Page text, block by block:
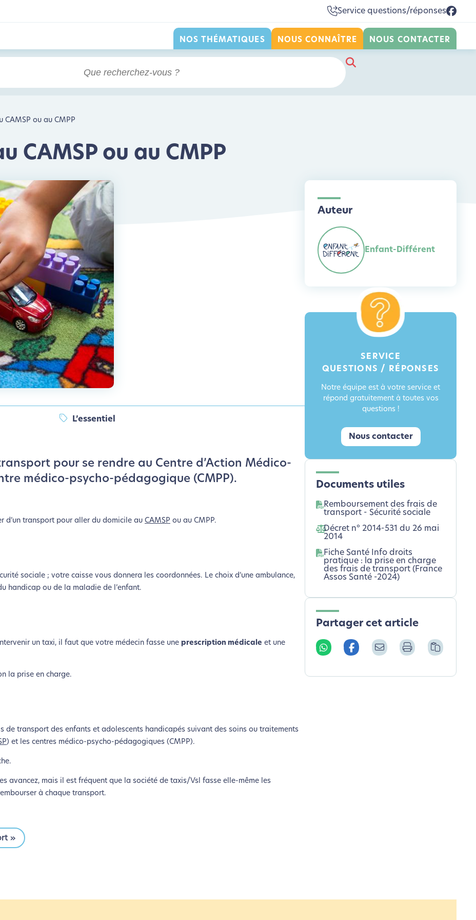
Service questions/réponses
NOS THÉMATIQUES NOUS CONNAÎTRE NOUS CONTACTER
développé ce site Internet dans le cadre d’une démarche forte d’écoconception.
diminuer drastiquement les besoins énergétiques nécessaires à votre navigation, vous pouvez
Celui-ci sollicitera très peu nos serveurs et vous deviendrez ainsi un acteur majeur de l’écoconception.
Merci pour votre contribution !
CAMSP ou au CMPP
CAMSP ou au CMPP
L’essentiel
pour se rendre au Centre d’Action Médico-
médico-psycho-pédagogique (CMPP).
d’un transport pour aller du domicile au CAMSP ou au CMPP.
sociale ; votre caisse vous donnera les coordonnées. Le choix d’une ambulance,
handicap ou de la maladie de l’enfant.
un taxi, il faut que votre médecin fasse une prescription médicale et une
la prise en charge.
de transport des enfants et adolescents handicapés suivant des soins ou traitements
) et les centres médico-psycho-pédagogiques (CMPP).
avancez, mais il est fréquent que la société de taxis/Vsl fasse elle-même les
à chaque transport.
»
Auteur
Enfant-Différent
SERVICE
QUESTIONS / RÉPONSES
Notre équipe est à votre service et
répond gratuitement à toutes vos
questions !
Nous contacter
Documents utiles
Remboursement des frais de
transport - Sécurité sociale
Décret n° 2014-531 du 26 mai
2014
Fiche Santé Info droits
pratique : la prise en charge
des frais de transport (France
Assos Santé -2024)
Partager cet article